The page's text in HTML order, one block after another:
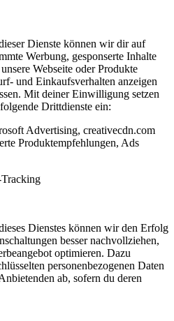
Dienste können wir dir auf
Werbung, gesponserte Inhalte
Webseite oder Produkte
und Einkaufsverhalten anzeigen
Mit deiner Einwilligung setzen
Drittdienste ein:
Advertising, creativecdn.com
Produktempfehlungen, Ads
Dienstes können wir den Erfolg
besser nachvollziehen,
optimieren. Dazu
personenbezogenen Daten
ab, sofern du deren